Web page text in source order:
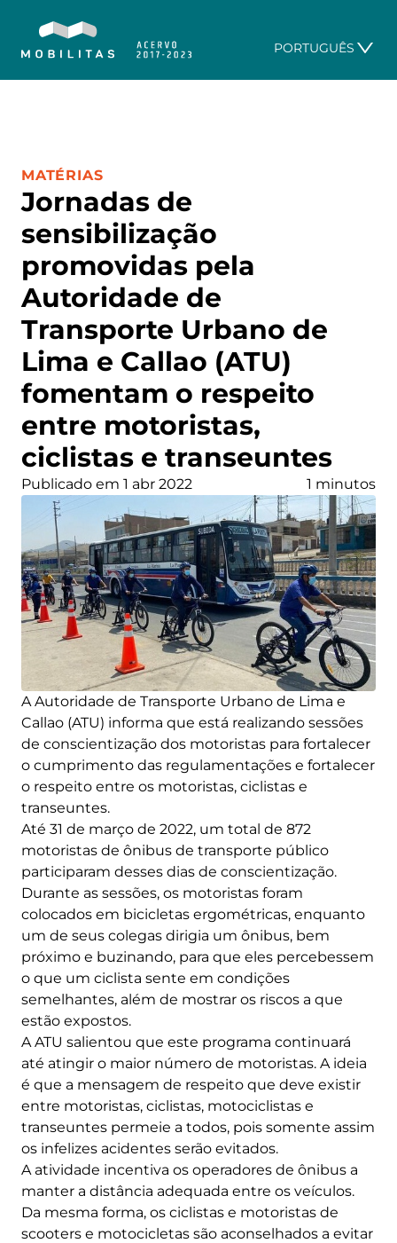
PORTUGUÊS
Jornadas de
sensibilização
promovidas pela
Autoridade de
Transporte Urbano de
Lima e Callao (ATU)
fomentam o respeito
entre motoristas,
ciclistas e transeuntes
CATEGORIA:
MATÉRIAS
Publicado em 1 abr 2022 1 minutos
A Autoridade de Transporte Urbano de Lima e
Callao (ATU) informa que está realizando sessões
de conscientização dos motoristas para fortalecer
o cumprimento das regulamentações e fortalecer
o respeito entre os motoristas, ciclistas e
transeuntes.
Até 31 de março de 2022, um total de 872
motoristas de ônibus de transporte público
participaram desses dias de conscientização.
Durante as sessões, os motoristas foram
colocados em bicicletas ergométricas, enquanto
um de seus colegas dirigia um ônibus, bem
próximo e buzinando, para que eles percebessem
o que um ciclista sente em condições
semelhantes, além de mostrar os riscos a que
estão expostos.
A ATU salientou que este programa continuará
até atingir o maior número de motoristas. A ideia
é que a mensagem de respeito que deve existir
entre motoristas, ciclistas, motociclistas e
transeuntes permeie a todos, pois somente assim
os infelizes acidentes serão evitados.
A atividade incentiva os operadores de ônibus a
manter a distância adequada entre os veículos.
Da mesma forma, os ciclistas e motoristas de
scooters e motocicletas são aconselhados a evitar